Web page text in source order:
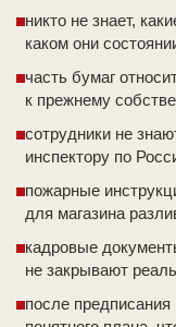
никто не знает,
каком они
часть бумаг
к прежнему
сотрудники не
инспектору по
пожарные
для магазина
кадровые
не закрывают
после предписания